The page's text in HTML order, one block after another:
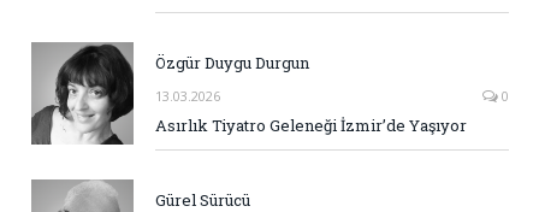
Özgür Duygu Durgun
13.03.2026 0
Asırlık Tiyatro Geleneği İzmir’de Yaşıyor
Gürel Sürücü